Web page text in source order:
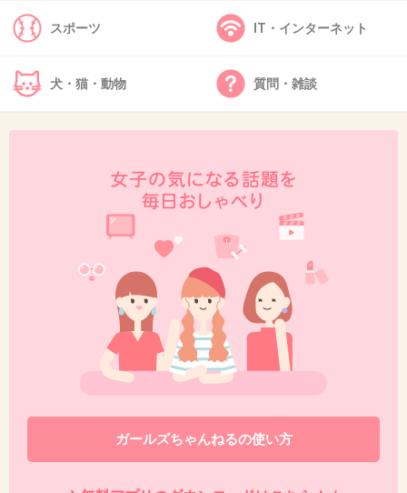
50. 匿名
>>7
+8
スポーツ IT・インターネット
犬・猫・動物 質問・雑談
ガールズちゃんねるの使い方